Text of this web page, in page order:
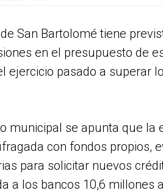
San Bartolomé tiene
en el presupuesto de
ejercicio pasado a superar
municipal se apunta que la
con fondos propios,
para solicitar nuevos
a los bancos 10,6 millones